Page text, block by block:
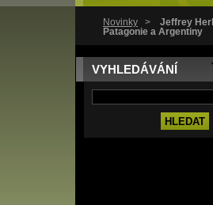
Novinky >
Jeffrey
Patagonie a Argentiny
VYHLEDÁVÁNÍ